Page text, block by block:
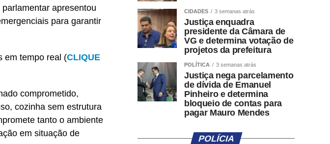
apresentou
para garantir
em tempo real (CLIQUE
comprometido,
cozinha sem estrutura
tanto o ambiente
em situação de
CIDADES 3 semanas atrás
Justiça enquadra
presidente da Câmara de
VG e determina votação de
projetos da prefeitura
POLÍTICA 3 semanas atrás
Justiça nega parcelamento
de dívida de Emanuel
Pinheiro e determina
bloqueio de contas para
pagar Mauro Mendes
POLÍCIA